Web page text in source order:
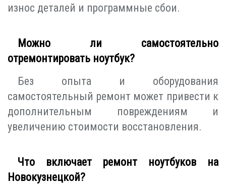
износ деталей и программные сбои.
Можно ли самостоятельно
отремонтировать ноутбук?
Без опыта и оборудования
самостоятельный ремонт может привести к
дополнительным повреждениям и
увеличению стоимости восстановления.
Что включает ремонт ноутбуков на
Новокузнецкой?